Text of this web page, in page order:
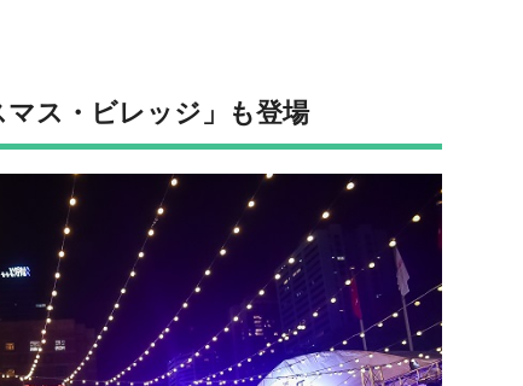
ス・ビレッジ」も登場